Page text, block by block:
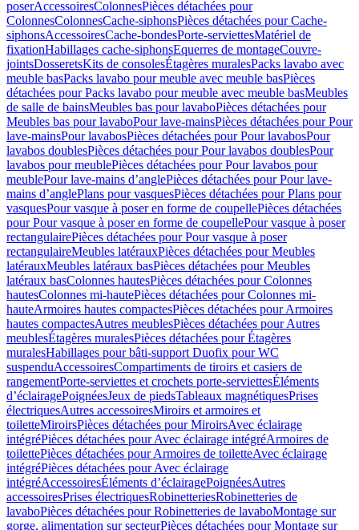
poserAccessoiresColonnesPièces détachées pour
ColonnesColonnesCache-siphonsPièces détachées pour Cache-
siphonsAccessoiresCache-bondesPorte-serviettesMatériel de
fixationHabillages cache-siphonsEquerres de montageCouvre-
jointsDosseretsKits de consolesÉtagères muralesPacks lavabo avec
meuble basPacks lavabo pour meuble avec meuble basPièces
détachées pour Packs lavabo pour meuble avec meuble basMeubles
de salle de bainsMeubles bas pour lavaboPièces détachées pour
Meubles bas pour lavaboPour lave-mainsPièces détachées pour Pour
lave-mainsPour lavabosPièces détachées pour Pour lavabosPour
lavabos doublesPièces détachées pour Pour lavabos doublesPour
lavabos pour meublePièces détachées pour Pour lavabos pour
meublePour lave-mains d’anglePièces détachées pour Pour lave-
mains d’anglePlans pour vasquesPièces détachées pour Plans pour
vasquesPour vasque à poser en forme de coupellePièces détachées
pour Pour vasque à poser en forme de coupellePour vasque à poser
rectangulairePièces détachées pour Pour vasque à poser
rectangulaireMeubles latérauxPièces détachées pour Meubles
latérauxMeubles latéraux basPièces détachées pour Meubles
latéraux basColonnes hautesPièces détachées pour Colonnes
hautesColonnes mi-hautePièces détachées pour Colonnes mi-
hauteArmoires hautes compactesPièces détachées pour Armoires
hautes compactesAutres meublesPièces détachées pour Autres
meublesÉtagères muralesPièces détachées pour Étagères
muralesHabillages pour bâti-support Duofix pour WC
suspenduAccessoiresCompartiments de tiroirs et casiers de
rangementPorte-serviettes et crochets porte-serviettesÉléments
d’éclairagePoignéesJeux de piedsTableaux magnétiquesPrises
électriquesAutres accessoiresMiroirs et armoires et
toiletteMiroirsPièces détachées pour MiroirsAvec éclairage
intégréPièces détachées pour Avec éclairage intégréArmoires de
toilettePièces détachées pour Armoires de toiletteAvec éclairage
intégréPièces détachées pour Avec éclairage
intégréAccessoiresÉléments d’éclairagePoignéesAutres
accessoiresPrises électriquesRobinetteriesRobinetteries de
lavaboPièces détachées pour Robinetteries de lavaboMontage sur
gorge, alimentation sur secteurPièces détachées pour Montage sur